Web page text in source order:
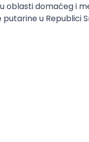
oblasti domaćeg i
u Republici